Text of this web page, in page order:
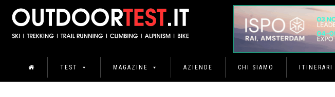
TEST MAGAZINE AZIENDE CHI SIAMO ITINERARI